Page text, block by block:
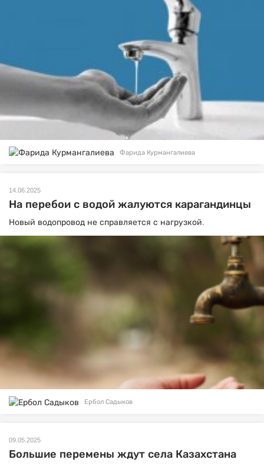
Фарида Курмангалиева
14.06.2025
На перебои с водой жалуются карагандинцы
Новый водопровод не справляется с нагрузкой.
Ербол Садыков
09.05.2025
Большие перемены ждут села Казахстана